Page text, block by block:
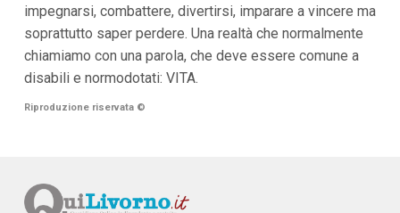
impegnarsi, combattere, divertirsi, imparare a vincere ma
soprattutto saper perdere. Una realtà che normalmente
chiamiamo con una parola, che deve essere comune a
disabili e normodotati: VITA.
Riproduzione riservata ©